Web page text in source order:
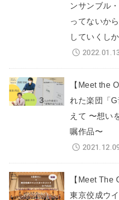
ンサンブル
ってないか
していくし
【Meet the
れた楽団「
えて 〜想い
嘱作品〜
【Meet The
東京佼成ウ